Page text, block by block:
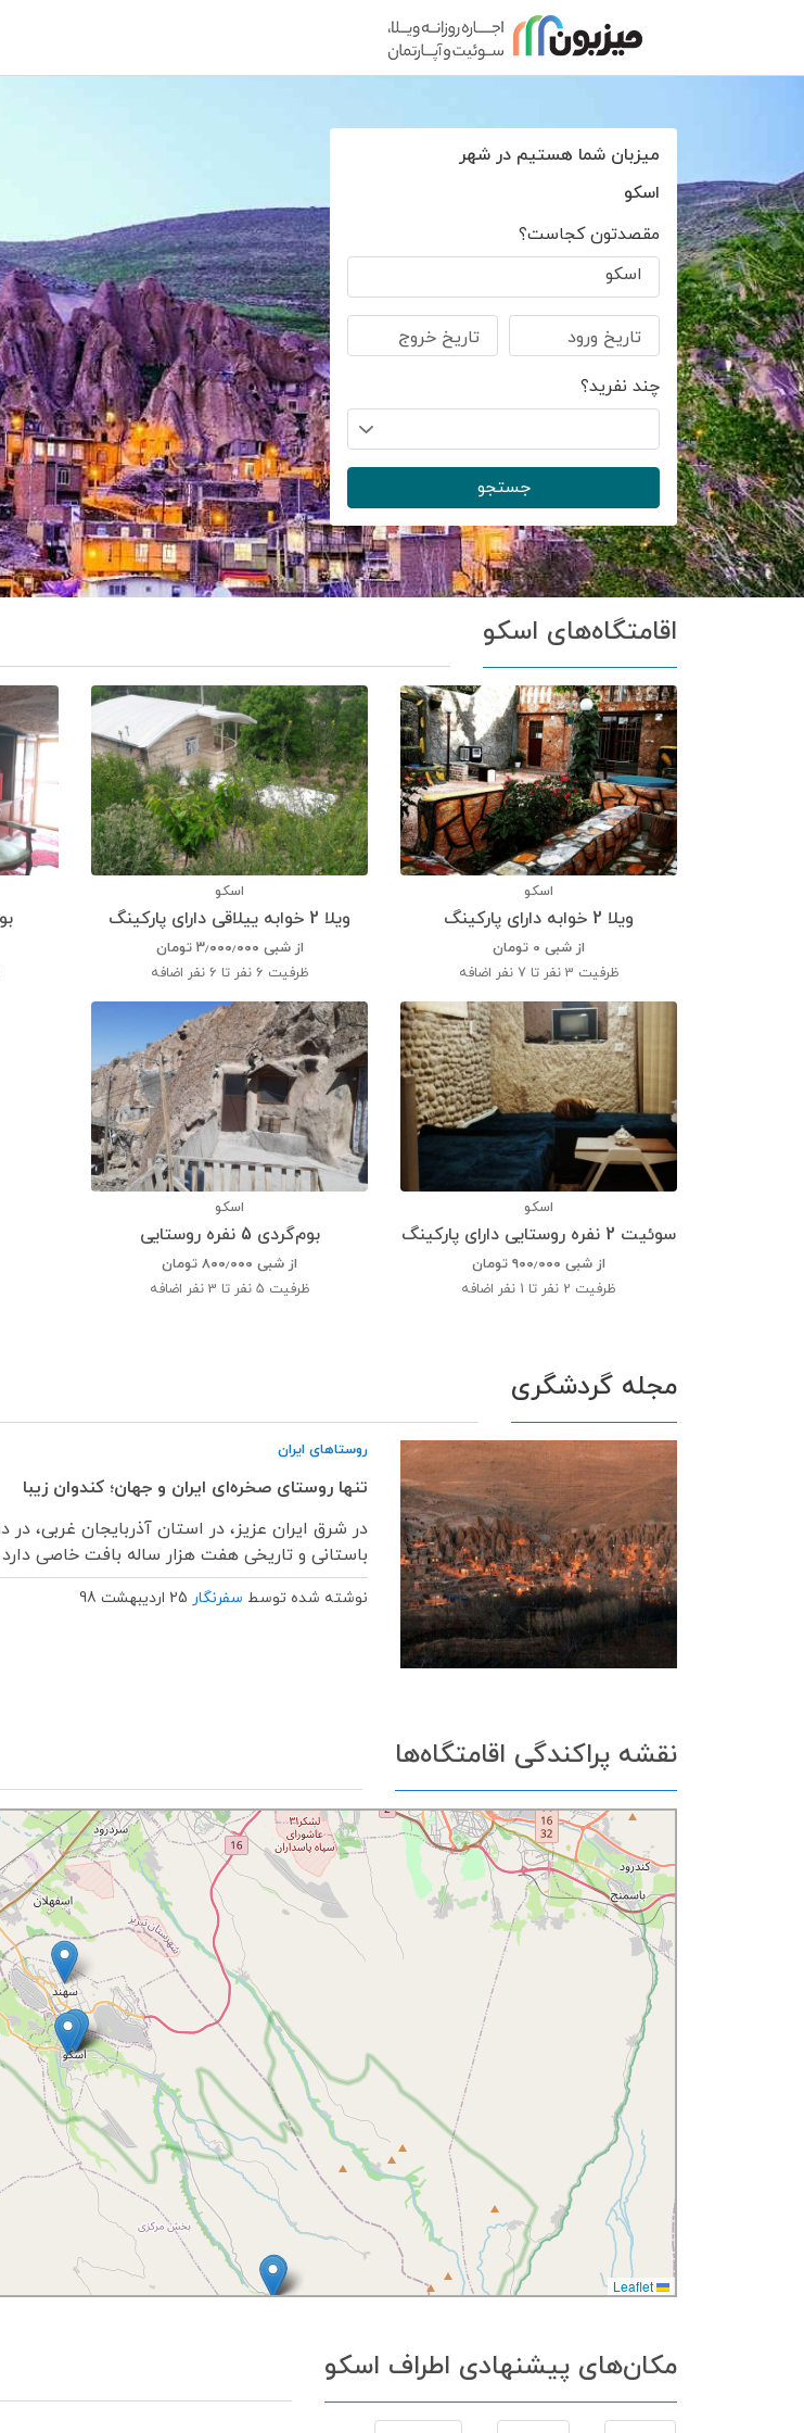
میزبان شما هستیم در شهر
اسکو
مقصدتون کجاست؟
اسکو
تاریخ ورود تاریخ خروج
چند نفرید؟
جستجو
اقامتگاه‌های اسکو
اسکو
ویلا 2 خوابه دارای پارکینگ
از شبی 0 تومان
ظرفیت 3 نفر تا 7 نفر اضافه
اسکو
ویلا 2 خوابه ییلاقی دارای پارکینگ
از شبی ۳٫۰۰۰٫۰۰۰ تومان
ظرفیت 6 نفر تا 6 نفر اضافه
اسکو
سوئیت 2 نفره روستایی دارای پارکینگ
از شبی ۹۰۰٫۰۰۰ تومان
ظرفیت 2 نفر تا 1 نفر اضافه
اسکو
بوم‌گردی 5 نفره روستایی
از شبی ۸۰۰٫۰۰۰ تومان
ظرفیت 5 نفر تا 3 نفر اضافه
مجله گردشگری
روستاهای ایران
تنها روستای صخره‌ای ایران و جهان؛ کندوان زیبا
در شرق ایران عزیز، در استان آذربایجان غربی،
باستانی و تاریخی هفت هزار ساله بافت خاصی
نوشته شده توسط سفرنگار 25 اردیبهشت 98
نقشه پراکندگی اقامتگاه‌ها
مکان‌های پیشنهادی اطراف اسکو